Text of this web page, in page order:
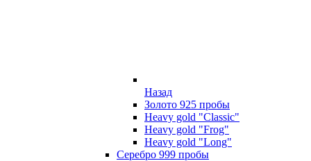
Назад
Золото 925 пробы
Heavy gold "Classic"
Heavy gold "Frog"
Heavy gold "Long"
Серебро 999 пробы